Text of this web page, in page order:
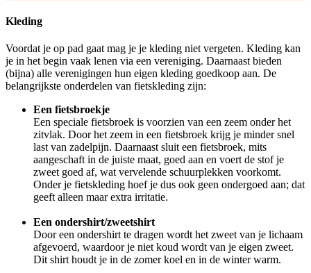
Kleding
Voordat je op pad gaat mag je je kleding niet vergeten. Kleding kan
je in het begin vaak lenen via een vereniging. Daarnaast bieden
(bijna) alle verenigingen hun eigen kleding goedkoop aan. De
belangrijkste onderdelen van fietskleding zijn:
Een fietsbroekje
Een speciale fietsbroek is voorzien van een zeem onder het
zitvlak. Door het zeem in een fietsbroek krijg je minder snel
last van zadelpijn. Daarnaast sluit een fietsbroek, mits
aangeschaft in de juiste maat, goed aan en voert de stof je
zweet goed af, wat vervelende schuurplekken voorkomt.
Onder je fietskleding hoef je dus ook geen ondergoed aan; dat
geeft alleen maar extra irritatie.
Een ondershirt/zweetshirt
Door een ondershirt te dragen wordt het zweet van je lichaam
afgevoerd, waardoor je niet koud wordt van je eigen zweet.
Dit shirt houdt je in de zomer koel en in de winter warm.